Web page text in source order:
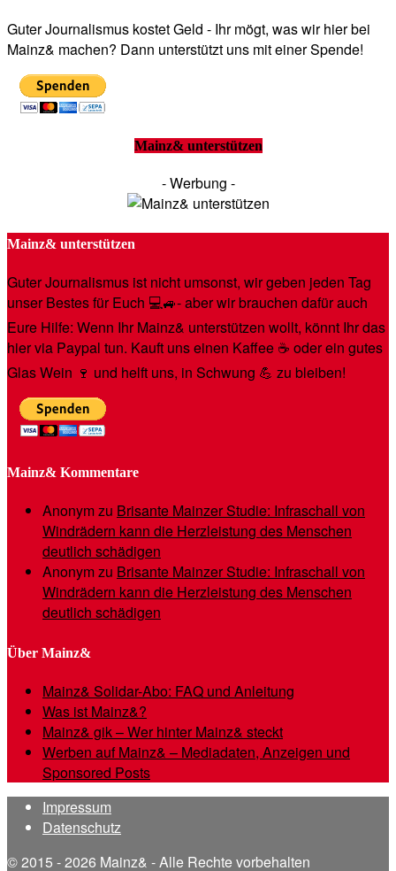
Guter Journalismus kostet Geld - Ihr mögt, was wir hier bei
Mainz& machen? Dann unterstützt uns mit einer Spende!
Mainz& unterstützen
- Werbung -
Mainz& unterstützen
Guter Journalismus ist nicht umsonst, wir geben jeden Tag
unser Bestes für Euch 💻🚙- aber wir brauchen dafür auch
Eure Hilfe: Wenn Ihr Mainz& unterstützen wollt, könnt Ihr das
hier via Paypal tun. Kauft uns einen Kaffee ☕️ oder ein gutes
Glas Wein 🍷 und helft uns, in Schwung 💪 zu bleiben!
Mainz& Kommentare
Anonymzu Brisante Mainzer Studie: Infraschall von
Windrädern kann die Herzleistung des Menschen
deutlich schädigen
Anonymzu Brisante Mainzer Studie: Infraschall von
Windrädern kann die Herzleistung des Menschen
deutlich schädigen
Über Mainz&
Mainz& Solidar-Abo: FAQ und Anleitung
Was ist Mainz&?
Mainz& gik – Wer hinter Mainz& steckt
Werben auf Mainz& – Mediadaten, Anzeigen und
Sponsored Posts
Impressum
Datenschutz
© 2015 - 2026 Mainz& - Alle Rechte vorbehalten